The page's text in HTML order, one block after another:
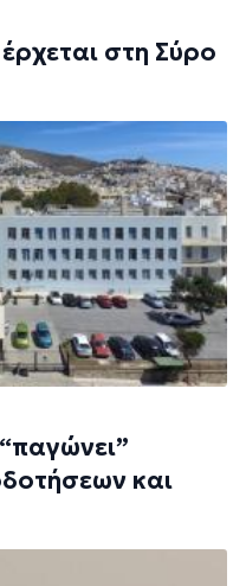
στη Σύρο
και